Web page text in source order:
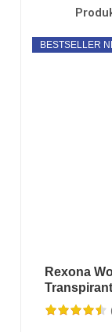
BESTSELLER
Rexona